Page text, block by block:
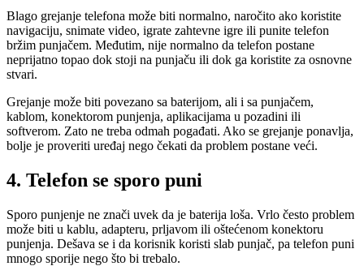
Blago grejanje telefona može biti normalno, naročito ako koristite
navigaciju, snimate video, igrate zahtevne igre ili punite telefon
bržim punjačem. Međutim, nije normalno da telefon postane
neprijatno topao dok stoji na punjaču ili dok ga koristite za osnovne
stvari.
Grejanje može biti povezano sa baterijom, ali i sa punjačem,
kablom, konektorom punjenja, aplikacijama u pozadini ili
softverom. Zato ne treba odmah pogađati. Ako se grejanje ponavlja,
bolje je proveriti uređaj nego čekati da problem postane veći.
4. Telefon se sporo puni
Sporo punjenje ne znači uvek da je baterija loša. Vrlo često problem
može biti u kablu, adapteru, prljavom ili oštećenom konektoru
punjenja. Dešava se i da korisnik koristi slab punjač, pa telefon puni
mnogo sporije nego što bi trebalo.